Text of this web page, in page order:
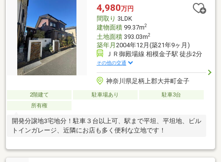
4,980万円
間取り 3LDK
建物面積99.37m2
土地面積393.03m2
築年月 2004年12月(築21年9ヶ月)
ＪＲ御殿場線 相模金子駅 徒歩2分
その他の交通
神奈川県足柄上郡大井町金子
2階建て 駐車場あり
駐車3台
所有権
開発分譲地3宅地分！駐車３台以上可、駅まで平坦、平坦地、ビル
トインガレージ、近隣にお店も多く便利な立地です！